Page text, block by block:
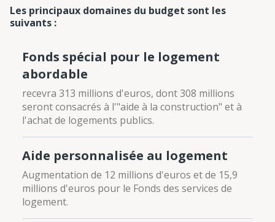
Les principaux domaines du budget sont les
suivants :
Fonds spécial pour le logement
abordable
recevra 313 millions d'euros, dont 308 millions
seront consacrés à l'"aide à la construction" et à
l'achat de logements publics.
Aide personnalisée au logement
Augmentation de 12 millions d'euros et de 15,9
millions d'euros pour le Fonds des services de
logement.